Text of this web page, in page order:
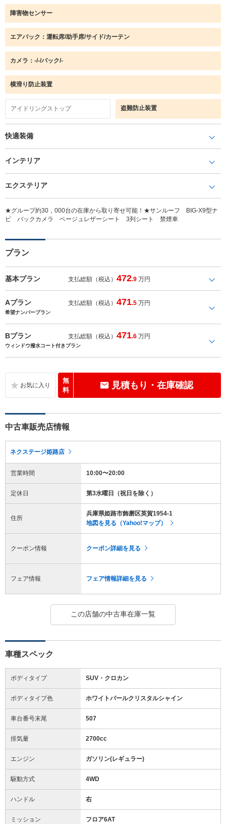
障害物センサー
エアバック：運転席/助手席/サイド/カーテン
カメラ：-/-/バック/-
横滑り防止装置
アイドリングストップ 盗難防止装置
快適装備
インテリア
エクステリア
★グループ約30，000台の在庫から取り寄せ可能！★サンルーフ BIG-X9型ナ
ビ バックカメラ ベージュレザーシート 3列シート 禁煙車
プラン
基本プラン 支払総額（税込）472.9 万円
Aプラン 支払総額（税込）471.5 万円
希望ナンバープラン
Bプラン 支払総額（税込）471.6 万円
ウィンドウ撥水コート付きプラン
無
料
見積もり・在庫確認
中古車販売店情報
ネクステージ姫路店
営業時間 10:00〜20:00
定休日 第3水曜日（祝日を除く）
住所
兵庫県姫路市飾磨区英賀1954-1
地図を見る（Yahoo!マップ）
クーポン情報 クーポン詳細を見る
フェア情報 フェア情報詳細を見る
この店舗の中古車在庫一覧
車種スペック
ボディタイプ SUV・クロカン
ボディタイプ色 ホワイトパールクリスタルシャイン
車台番号末尾 507
排気量 2700cc
エンジン ガソリン(レギュラー)
駆動方式 4WD
ハンドル 右
ミッション フロア6AT